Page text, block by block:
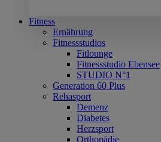
Fitness
Ernährung
Fitnessstudios
Fitlounge
Fitnessstudio Ebensee
STUDIO N°1
Generation 60 Plus
Rehasport
Demenz
Diabetes
Herzsport
Orthopädie